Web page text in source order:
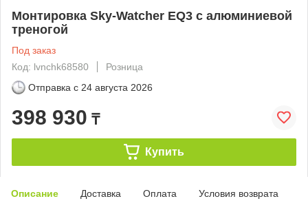
Монтировка Sky-Watcher EQ3 с алюминиевой
треногой
Под заказ
Код: lvnchk68580
Розница
Отправка с 24 августа 2026
398 930 ₸
Купить
Описание Доставка Оплата Условия возврата